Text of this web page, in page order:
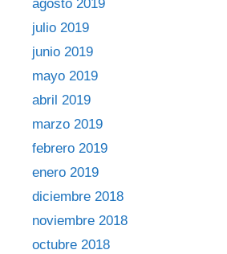
agosto 2019
julio 2019
junio 2019
mayo 2019
abril 2019
marzo 2019
febrero 2019
enero 2019
diciembre 2018
noviembre 2018
octubre 2018